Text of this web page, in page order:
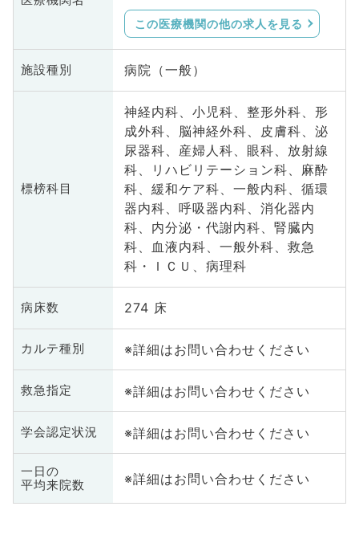
この医療機関の他の求人を見る
施設種別 病院（一般）
標榜科目
神経内科、小児科、整形外科、形
成外科、脳神経外科、皮膚科、泌
尿器科、産婦人科、眼科、放射線
科、リハビリテーション科、麻酔
科、緩和ケア科、一般内科、循環
器内科、呼吸器内科、消化器内
科、内分泌・代謝内科、腎臓内
科、血液内科、一般外科、救急
科・ＩＣＵ、病理科
病床数 274 床
カルテ種別 ※詳細はお問い合わせください
救急指定 ※詳細はお問い合わせください
学会認定状況 ※詳細はお問い合わせください
一日の
平均来院数
※詳細はお問い合わせください